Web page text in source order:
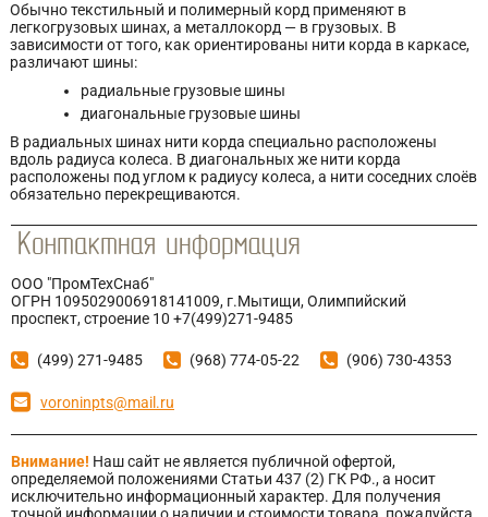
Обычно текстильный и полимерный корд применяют в
легкогрузовых шинах, а металлокорд — в грузовых. В
зависимости от того, как ориентированы нити корда в каркасе,
различают шины:
радиальные грузовые шины
диагональные грузовые шины
В радиальных шинах нити корда специально расположены
вдоль радиуса колеса. В диагональных же нити корда
расположены под углом к радиусу колеса, а нити соседних слоёв
обязательно перекрещиваются.
ООО "ПромТехСнаб"
ОГРН 1095029006918141009, г.Мытищи, Олимпийский
проспект, строение 10 +7(499)271-9485
(499) 271-9485 (968) 774-05-22 (906) 730-4353
voroninpts@mail.ru
Внимание! Наш сайт не является публичной офертой,
определяемой положениями Статьи 437 (2) ГК РФ., а носит
исключительно информационный характер. Для получения